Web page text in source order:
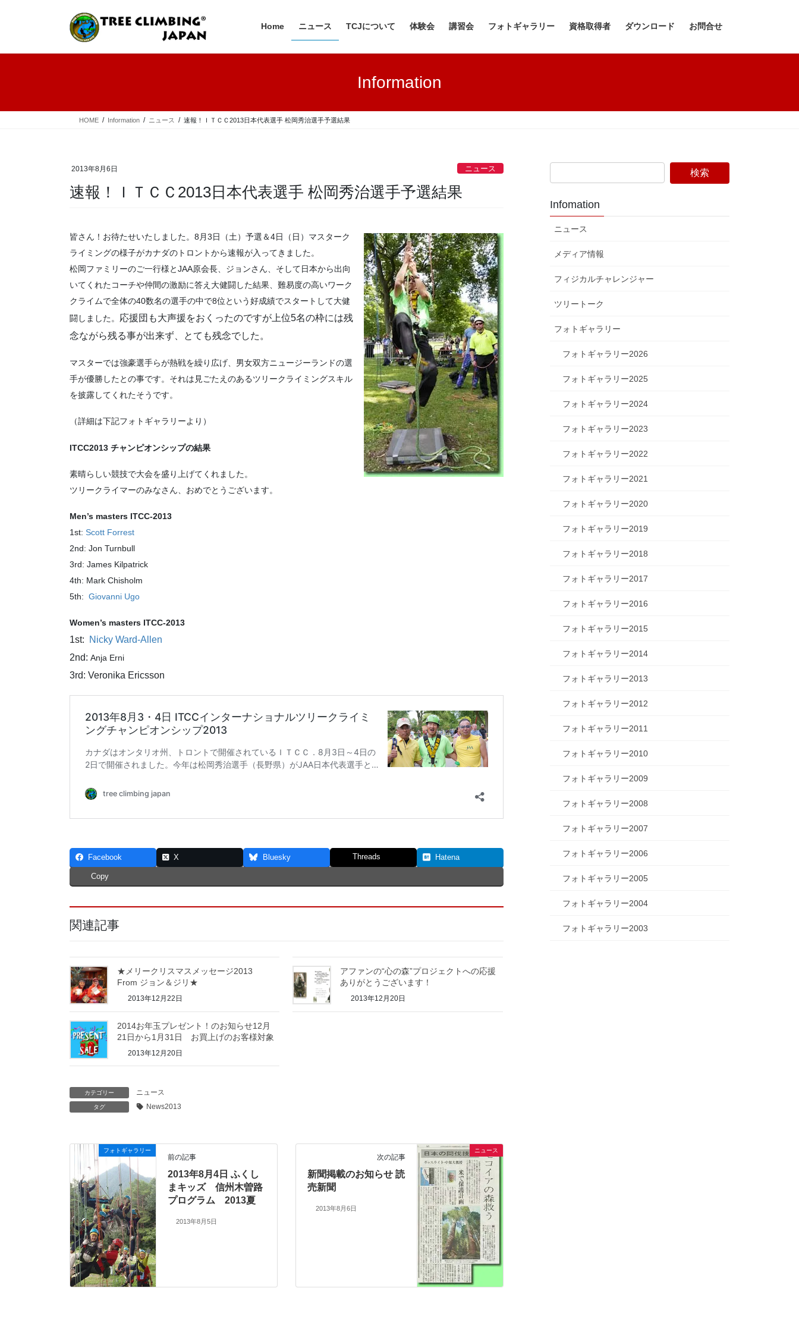
ツ
シ
Home ニュース TCJについて 体験会 講習会 フォトギャラリー 資格取得者 ダウンロード お問合せ
Information
HOME Information ニュース 速報！ＩＴＣＣ2013日本代表選手 松岡秀治選手予選結果
2013年8月6日 ニュース
速報！ＩＴＣＣ2013日本代表選手 松岡秀治選手予選結果
皆さん！お待たせいたしました。8月3日（土）予選＆4日（日）マスターク
ライミングの様子がカナダのトロントから速報が入ってきました。
松岡ファミリーのご一行様とJAA原会長、ジョンさん、そして日本から出向
いてくれたコーチや仲間の激励に答え大健闘した結果、難易度の高いワーク
クライムで全体の40数名の選手の中で8位という好成績でスタートして大健
闘しました。 応援団も大声援をおくったのですが上位5名の枠には残
念ながら残る事が出来ず、とても残念でした。
マスターでは強豪選手らが熱戦を繰り広げ、男女双方ニュージーランドの選
手が優勝したとの事です。それは見ごたえのあるツリークライミングスキル
を披露してくれたそうです。
（詳細は下記フォトギャラリーより）
ITCC2013 チャンピオンシップの結果
素晴らしい競技で大会を盛り上げてくれました。
ツリークライマーのみなさん、おめでとうございます。
Men’s masters ITCC-2013
1st: Scott Forrest
2nd: Jon Turnbull
3rd: James Kilpatrick
4th: Mark Chisholm
5th: Giovanni Ugo
Women’s masters ITCC-2013
1st:
Nicky Ward-Allen
2nd: Anja Erni
3rd: Veronika Ericsson
Facebook X Bluesky Threads Hatena
Copy
関連記事
★メリークリスマスメッセージ2013
From ジョン＆ジリ★
2013年12月22日
アファンの“心の森”プロジェクトへの応援
ありがとうございます！
2013年12月20日
2014お年玉プレゼント！のお知らせ12月
21日から1月31日 お買上げのお客様対象
2013年12月20日
カテゴリー ニュース
タグ News2013
フォトギャラリー
前の記事
2013年8月4日 ふくし
まキッズ 信州木曽路
プログラム 2013夏
2013年8月5日
ニュース
次の記事
新聞掲載のお知らせ 読
売新聞
2013年8月6日
Infomation
ニュース
メディア情報
フィジカルチャレンジャー
ツリートーク
フォトギャラリー
フォトギャラリー2026
フォトギャラリー2025
フォトギャラリー2024
フォトギャラリー2023
フォトギャラリー2022
フォトギャラリー2021
フォトギャラリー2020
フォトギャラリー2019
フォトギャラリー2018
フォトギャラリー2017
フォトギャラリー2016
フォトギャラリー2015
フォトギャラリー2014
フォトギャラリー2013
フォトギャラリー2012
フォトギャラリー2011
フォトギャラリー2010
フォトギャラリー2009
フォトギャラリー2008
フォトギャラリー2007
フォトギャラリー2006
フォトギャラリー2005
フォトギャラリー2004
フォトギャラリー2003